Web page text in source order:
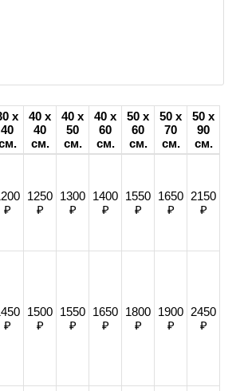
х
40
40 х
40
см.
40 х
50
см.
40 х
60
см.
50 х
60
см.
50 х
70
см.
50 х
90
см.
₽
1250
₽
1300
₽
1400
₽
1550
₽
1650
₽
2150
₽
₽
1500
₽
1550
₽
1650
₽
1800
₽
1900
₽
2450
₽